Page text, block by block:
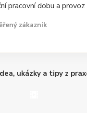
pracovní dobu a provoz
zákazník
ukázky a tipy z